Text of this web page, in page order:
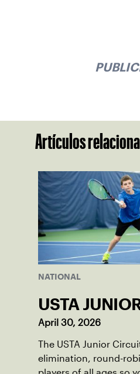
Artículos
NATIONAL
USTA
April 30, 2026
The USTA Junior
elimination, round-